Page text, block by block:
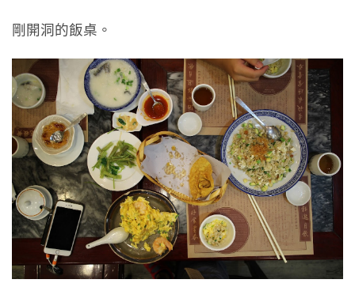
剛開洞的飯桌。